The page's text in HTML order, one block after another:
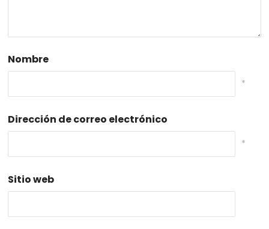
Nombre
*
Dirección de correo electrónico
*
Sitio web